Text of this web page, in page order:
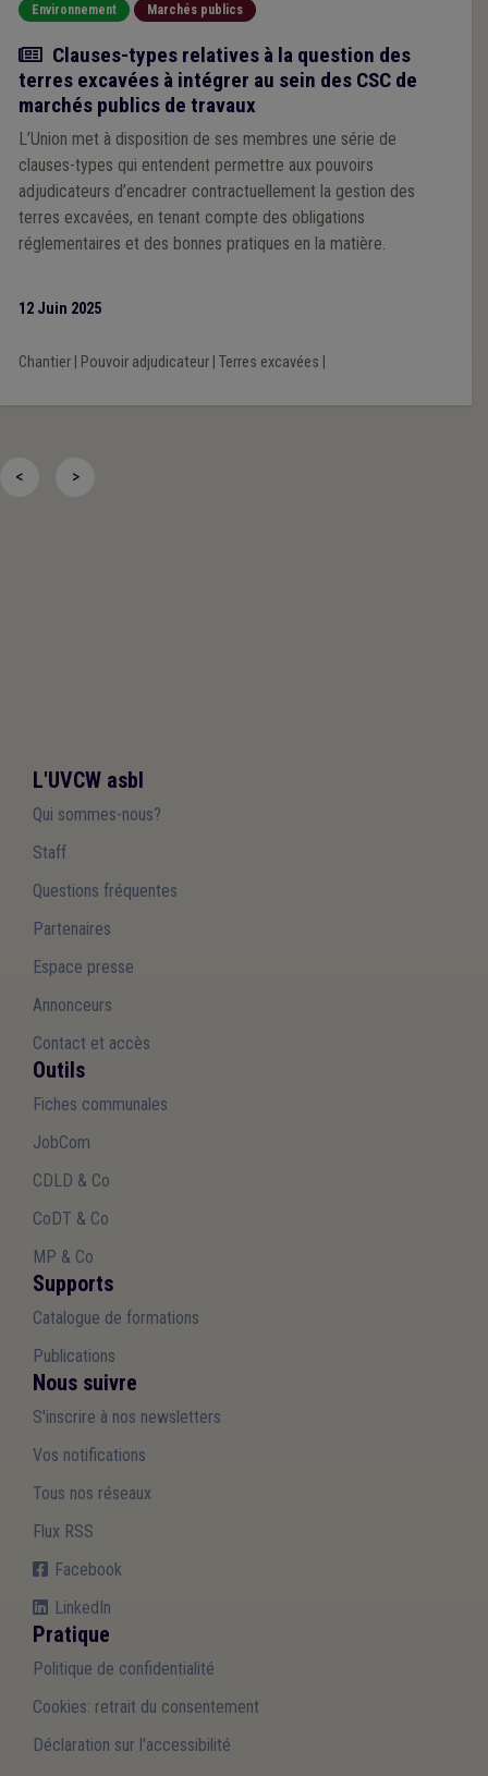
Environnement Marchés publics
Actualité
Clauses-types relatives à la question des
terres excavées à intégrer au sein des CSC de
marchés publics de travaux
L’Union met à disposition de ses membres une série de
clauses-types qui entendent permettre aux pouvoirs
adjudicateurs d’encadrer contractuellement la gestion des
terres excavées, en tenant compte des obligations
réglementaires et des bonnes pratiques en la matière.
12 Juin 2025
Chantier| Pouvoir adjudicateur| Terres excavées
< >
L'UVCW asbl
Qui sommes-nous?
Staff
Questions fréquentes
Partenaires
Espace presse
Annonceurs
Contact et accès
Outils
Fiches communales
JobCom
CDLD & Co
CoDT & Co
MP & Co
Supports
Catalogue de formations
Publications
Nous suivre
S'inscrire à nos newsletters
Vos notifications
Tous nos réseaux
Flux RSS
Facebook
LinkedIn
Pratique
Politique de confidentialité
Cookies: retrait du consentement
Déclaration sur l'accessibilité